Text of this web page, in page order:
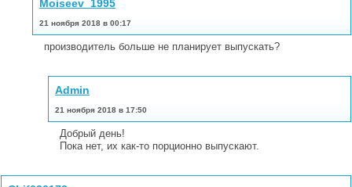
Moiseev_1995
21 ноября 2018 в 00:17
производитель больше не планирует выпускать?
Admin
21 ноября 2018 в 17:50
Добрый день!
Пока нет, их как-то порционно выпускают.